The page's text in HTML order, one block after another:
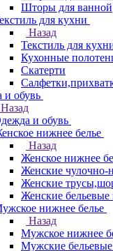
Шторы для ванной
для кухни
Назад
Текстиль для
Кухонные
Скатерти
и обувь
Назад
и обувь
нижнее белье
Назад
Женское нижнее
Женские чулочно-
Женские
Женские бельевые
нижнее белье
Назад
Мужское нижнее
Мужские бельевые